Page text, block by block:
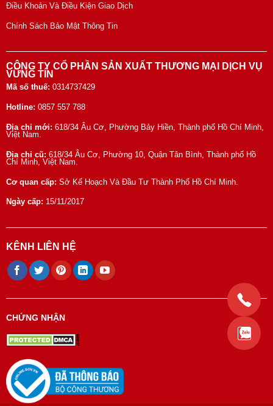
Điều Khoản Và Điều Kiện Giao Dịch
Chính Sách Bảo Mật Thông Tin
CÔNG TY CỔ PHẦN SẢN XUẤT THƯƠNG MẠI DỊCH VỤ
VỮNG TÍN
Mã số thuế: 0314737429
Hotline: 0857 557 788
Địa chỉ mới: 618/34 Âu Cơ, Phường Bảy Hiền, Thành phố Hồ Chí Minh,
Việt Nam.
Địa chỉ cũ: 618/34 Âu Cơ, Phường 10, Quận Tân Bình, Thành phố Hồ
Chí Minh, Việt Nam.
Cơ quan cấp: Sở Kế Hoạch Và Đầu Tư Thành Phố Hồ Chí Minh.
Ngày cấp: 15/11/2017
KÊNH LIÊN HỆ
CHỨNG NHẬN